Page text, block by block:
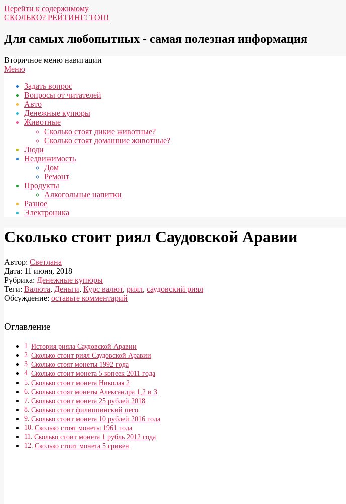
Перейти к содержимому
СКОЛЬКО? РЕЙТИНГ! ТОП!
Для самых любопытных - самая полезная информация
Вторичное меню навигации
Меню
Задать вопрос
Вопросы от читателей
Авто
Денежные купюры
Животные
Сколько стоят дикие животные?
Сколько стоят домашние животные?
Люди
Недвижимость
Дом
Ремонт
Продукты
Алкогольные напитки
Разное
Электроника
Сколько стоит риял Саудовской Аравии
Автор: Светлана
Дата: 11 июня, 2018
Рубрика: Денежные купюры
Теги: Валюта, Деньги, Курс валют, риял, саудовский риял
Обсуждение: оставьте комментарий
Оглавление
История рияла Саудовской Аравии
Сколько стоит риял Саудовской Аравии
Сколько стоят монеты 1992 года
Сколько стоит монета 5 копеек 2011 года
Сколько стоит монета Николая 2
Сколько стоят монеты Александра 1,2 и 3
Сколько стоит монета 25 рублей 2018
Сколько стоит филиппинский песо
Сколько стоит монета 10 рублей 2016 года
Сколько стоят монеты 1961 года
Сколько стоит монета 1 рубль 2012 года
Сколько стоит монета 5 гривен